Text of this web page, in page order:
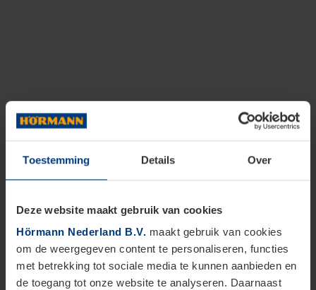
Toestemming Details Over
Deze website maakt gebruik van cookies
Hörmann Nederland B.V. maakt gebruik van cookies
om de weergegeven content te personaliseren, functies
met betrekking tot sociale media te kunnen aanbieden en
de toegang tot onze website te analyseren. Daarnaast